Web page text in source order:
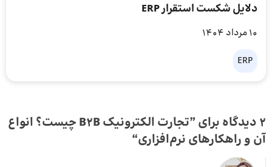
دلایل شکست استقرار ERP
10 مرداد 1404
ERP
2 دیدگاه برای ”
تجارت الکترونیک B2B چیست؟ انواع
آن و راهکارهای نرم‌افزاری“